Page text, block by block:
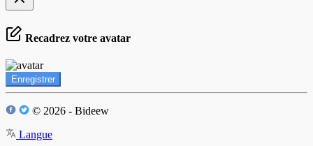
Recadrez votre avatar
Enregistrer
© 2026 - Bideew
Langue